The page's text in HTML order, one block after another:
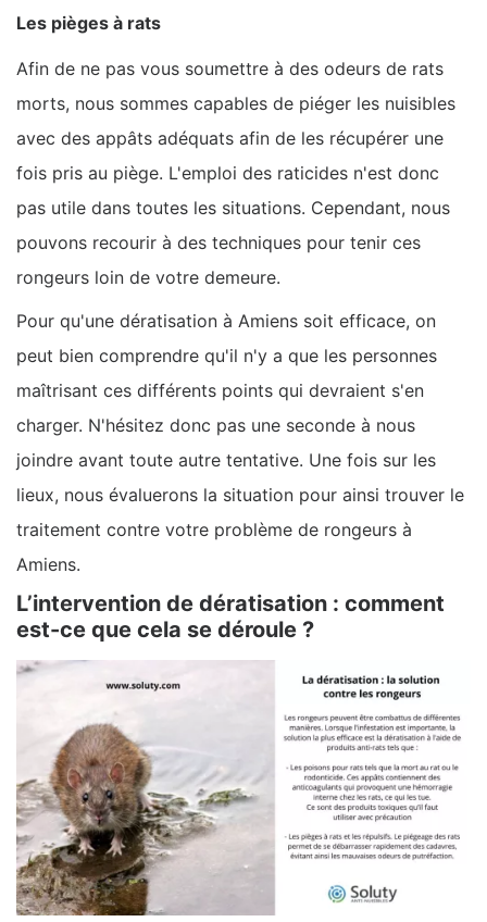
Les pièges à rats
Afin de ne pas vous soumettre à des odeurs de rats
morts, nous sommes capables de piéger les nuisibles
avec des appâts adéquats afin de les récupérer une
fois pris au piège. L'emploi des raticides n'est donc
pas utile dans toutes les situations. Cependant, nous
pouvons recourir à des techniques pour tenir ces
rongeurs loin de votre demeure.
Pour qu'une dératisation à Amiens soit efficace, on
peut bien comprendre qu'il n'y a que les personnes
maîtrisant ces différents points qui devraient s'en
charger. N'hésitez donc pas une seconde à nous
joindre avant toute autre tentative. Une fois sur les
lieux, nous évaluerons la situation pour ainsi trouver le
traitement contre votre problème de rongeurs à
Amiens.
L’intervention de dératisation : comment
est-ce que cela se déroule ?